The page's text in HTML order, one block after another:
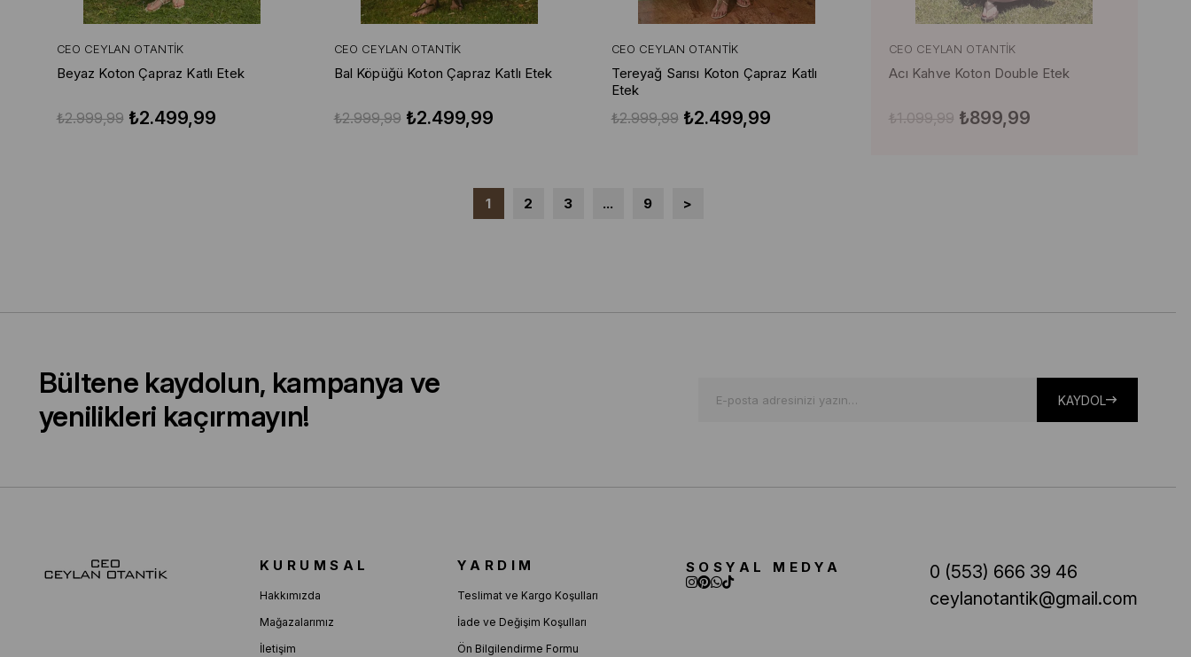
CEO CEYLAN OTANTIK
Beyaz Koton Çapraz Katlı Etek
₺2.499,99
₺2.999,99
CEO CEYLAN OTANTIK
Bal Köpüğü Koton Çapraz Katlı Etek
₺2.499,99
₺2.999,99
CEO CEYLAN OTANTIK
Tereyağ Sarısı Koton Çapraz Katlı
Etek
₺2.499,99
₺2.999,99
CEO CEYLAN OTANTIK
Acı Kahve Koton Double Etek
₺899,99
₺1.099,99
1 2 3 ... 9 >
Bültene kaydolun, kampanya ve
yenilikleri kaçırmayın!
KAYDOL
KURUMSAL
Hakkımızda
Mağazalarımız
İletişim
YARDIM
Teslimat ve Kargo Koşulları
İade ve Değişim Koşulları
Ön Bilgilendirme Formu
SOSYAL MEDYA
0 (553) 666 39 46
ceylanotantik@gmail.com